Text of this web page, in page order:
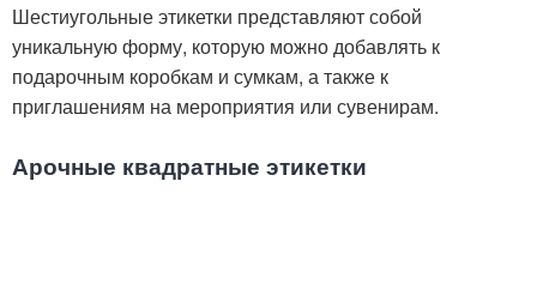
Шестиугольные этикетки представляют собой
уникальную форму, которую можно добавлять к
подарочным коробкам и сумкам, а также к
приглашениям на мероприятия или сувенирам.
Арочные квадратные этикетки